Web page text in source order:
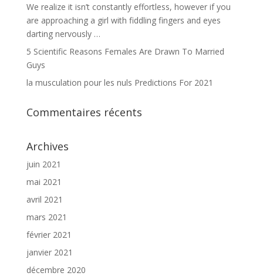
We realize it isn’t constantly effortless, however if you
are approaching a girl with fiddling fingers and eyes
darting nervously …
5 Scientific Reasons Females Are Drawn To Married
Guys
la musculation pour les nuls Predictions For 2021
Commentaires récents
Archives
juin 2021
mai 2021
avril 2021
mars 2021
février 2021
janvier 2021
décembre 2020